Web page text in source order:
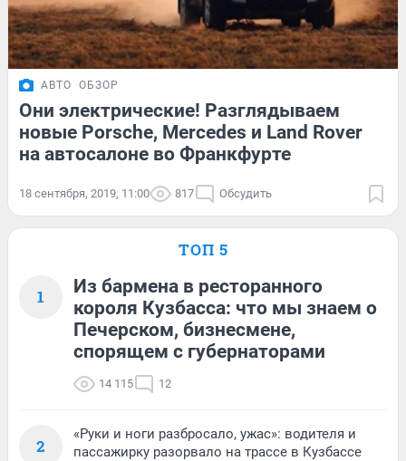
АВТО ОБЗОР
Они электрические! Разглядываем
новые Porsche, Mercedes и Land Rover
на автосалоне во Франкфурте
18 сентября, 2019, 11:00 817 Обсудить
ТОП 5
1
Из бармена в ресторанного
короля Кузбасса: что мы знаем о
Печерском, бизнесмене,
спорящем с губернаторами
14 115 12
2
«Руки и ноги разбросало, ужас»: водителя и
пассажирку разорвало на трассе в Кузбассе